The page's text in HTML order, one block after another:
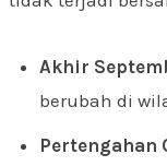
Akhir
berubah di
Pertengahan